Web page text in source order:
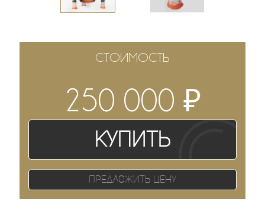
СТОИМОСТЬ
250 000 ₽
Купить
Предложить цену